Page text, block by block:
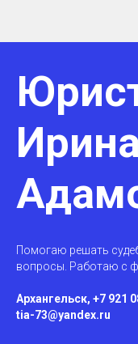
Помогаю решать
вопросы. Работаю с
Архангельск, +7 921
tia-73@yandex.ru